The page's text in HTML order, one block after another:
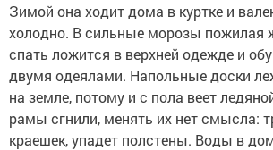
Зимой она ходит дома в куртке и
холодно. В сильные морозы пожилая
спать ложится в верхней одежде и
двумя одеялами. Напольные доски
на земле, потому и с пола веет
рамы сгнили, менять их нет смысла:
краешек, упадет полстены. Воды в